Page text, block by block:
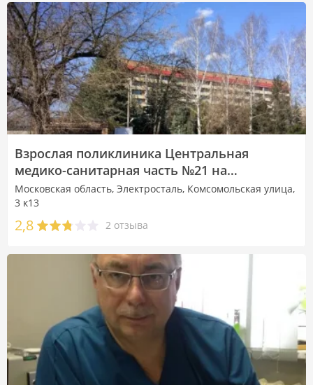
Взрослая поликлиника Центральная
медико-санитарная часть №21 на
Комсомольской улице
Московская область, Электросталь, Комсомольская улица,
3 к13
2,8 2 отзыва